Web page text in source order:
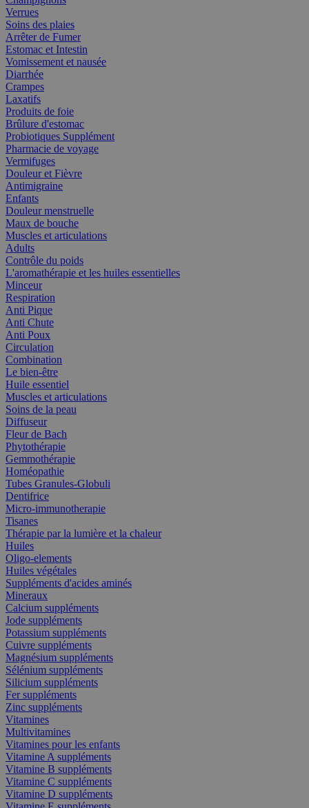
Verrues
Soins des plaies
Arrêter de Fumer
Estomac et Intestin
Vomissement et nausée
Diarrhée
Crampes
Laxatifs
Produits de foie
Brûlure d'estomac
Probiotiques Supplément
Pharmacie de voyage
Vermifuges
Douleur et Fièvre
Antimigraine
Enfants
Douleur menstruelle
Maux de bouche
Muscles et articulations
Adults
Contrôle du poids
L'aromathérapie et les huiles essentielles
Minceur
Respiration
Anti Pique
Anti Chute
Anti Poux
Circulation
Combination
Le bien-être
Huile essentiel
Muscles et articulations
Soins de la peau
Diffuseur
Fleur de Bach
Phytothérapie
Gemmothérapie
Homéopathie
Tubes Granules-Globuli
Dentifrice
Micro-immunotherapie
Tisanes
Thérapie par la lumière et la chaleur
Huiles
Oligo-elements
Huiles végétales
Suppléments d'acides aminés
Mineraux
Calcium suppléments
Jode suppléments
Potassium suppléments
Cuivre suppléments
Magnésium suppléments
Sélénium suppléments
Silicium suppléments
Fer suppléments
Zinc suppléments
Vitamines
Multivitamines
Vitamines pour les enfants
Vitamine A suppléments
Vitamine B suppléments
Vitamine C suppléments
Vitamine D suppléments